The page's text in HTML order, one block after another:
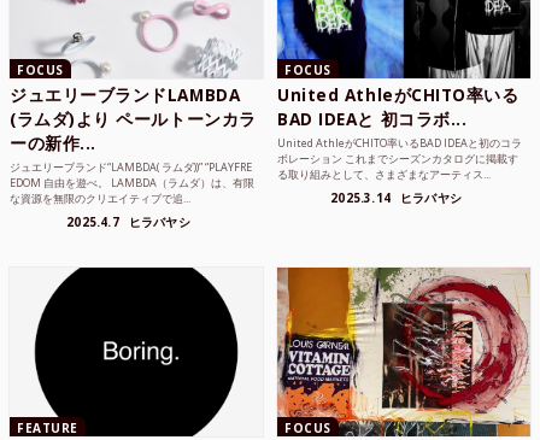
FOCUS
ジュエリーブランドLAMBDA
(ラムダ)より ペールトーンカラ
ーの新作...
ジュエリーブランド“LAMBDA( ラムダ))” “PLAYFRE
EDOM 自由を遊べ。 LAMBDA（ラムダ）は、有限
な資源を無限のクリエイティブで追...
2025.4.7 ヒラバヤシ
FOCUS
United AthleがCHITO率いる
BAD IDEAと 初コラボ...
United AthleがCHITO率いるBAD IDEAと初のコラ
ボレーション これまでシーズンカタログに掲載す
る取り組みとして、さまざまなアーティス...
2025.3.14 ヒラバヤシ
FEATURE FOCUS